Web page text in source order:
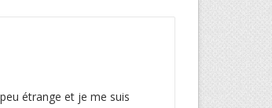
étrange et je me suis